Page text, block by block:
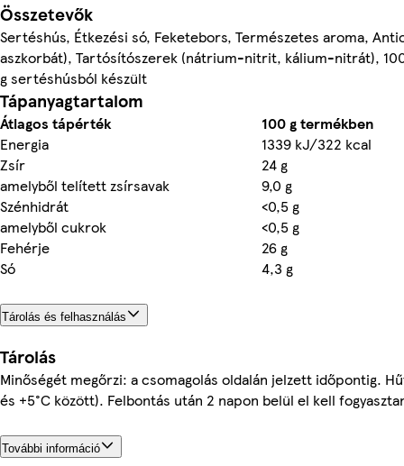
Összetevők
Sertéshús, Étkezési só, Feketebors, Természetes aroma,
aszkorbát), Tartósítószerek (nátrium-nitrit, kálium-nitrát),
g sertéshúsból készült
Tápanyagtartalom
Átlagos tápérték
100 g termékben
Energia
1339 kJ/322 kcal
Zsír
24 g
amelyből telített zsírsavak
9,0 g
Szénhidrát
<0,5 g
amelyből cukrok
<0,5 g
Fehérje
26 g
Só
4,3 g
Tárolás és felhasználás
Tárolás
Minőségét megőrzi: a csomagolás oldalán jelzett időpontig.
és +5°C között). Felbontás után 2 napon belül el kell
További információ